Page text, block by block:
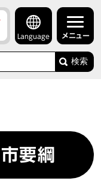
Language メニュー
検索
要綱